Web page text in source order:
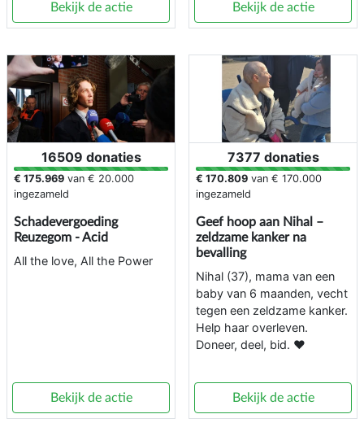
Bekijk de actie Bekijk de actie
16509 donaties
€ 175.969 van € 20.000
ingezameld
Schadevergoeding
Reuzegom - Acid
All the love, All the Power
Bekijk de actie
7377 donaties
€ 170.809 van € 170.000
ingezameld
Geef hoop aan Nihal –
zeldzame kanker na
bevalling
Nihal (37), mama van een
baby van 6 maanden, vecht
tegen een zeldzame kanker.
Help haar overleven.
Doneer, deel, bid. ❤️
Bekijk de actie